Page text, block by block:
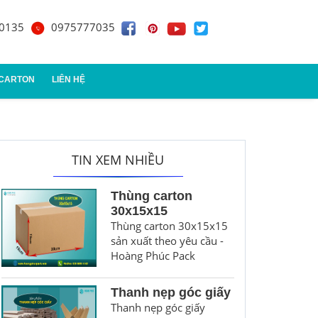
0975777035
LIÊN HỆ
TIN XEM NHIỀU
Thùng carton
30x15x15
Thùng carton 30x15x15
sản xuất theo yêu cầu -
Hoàng Phúc Pack
Thanh nẹp góc giấy
Thanh nẹp góc giấy